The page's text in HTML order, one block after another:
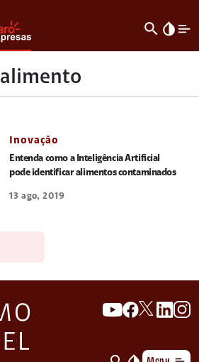
search invert_colors
alimento
Inovação
Entenda como a Inteligência Artificial
pode identificar alimentos contaminados
13 ago, 2019